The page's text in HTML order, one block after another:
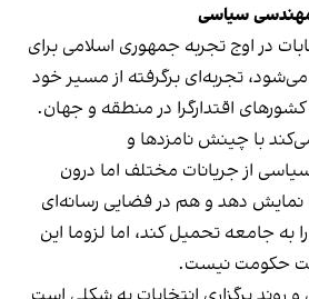
در اوج تجربه جمهوری اسلامی برای
تجربه‌ای برگرفته از مسیر خود
اقتدارگرا در منطقه و جهان.
با چینش نامزدها و
از جریانات مختلف اما درون
نمایش دهد و هم در فضایی رسانه‌ای
جامعه تحمیل ‌کند، اما لزوما این
حکومت نیست.